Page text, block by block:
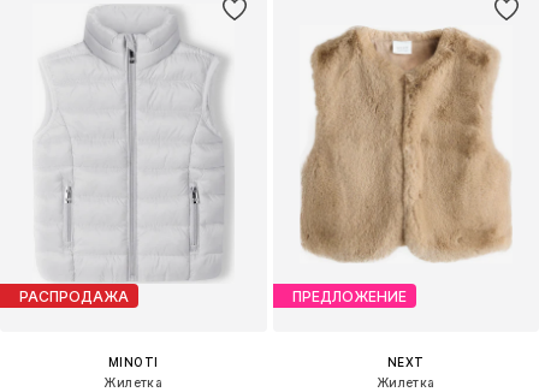
РАСПРОДАЖА
MINOTI
Жилетка
ПРЕДЛОЖЕНИЕ
NEXT
Жилетка